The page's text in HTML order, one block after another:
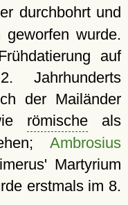
durchbohrt und
wurde.
auf
Jahrhunderts
der Mailänder
römischeals
Ambrosius
Martyrium
erstmals im 8.